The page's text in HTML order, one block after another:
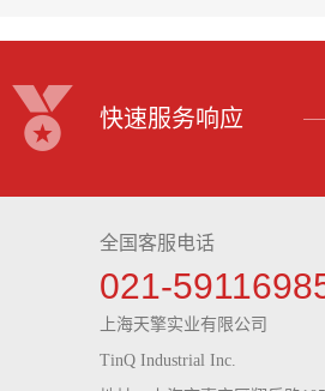
快速服务响应
全国客服电话
021-
上海天擎实业有限公司
TinQ Industrial Inc.